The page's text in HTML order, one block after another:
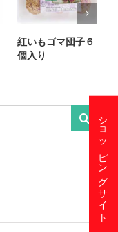
紅いもゴマ団子６
個入り
ショッピングサイト